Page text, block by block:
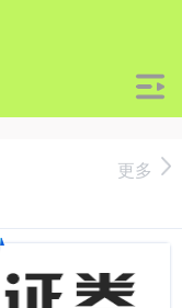
更多